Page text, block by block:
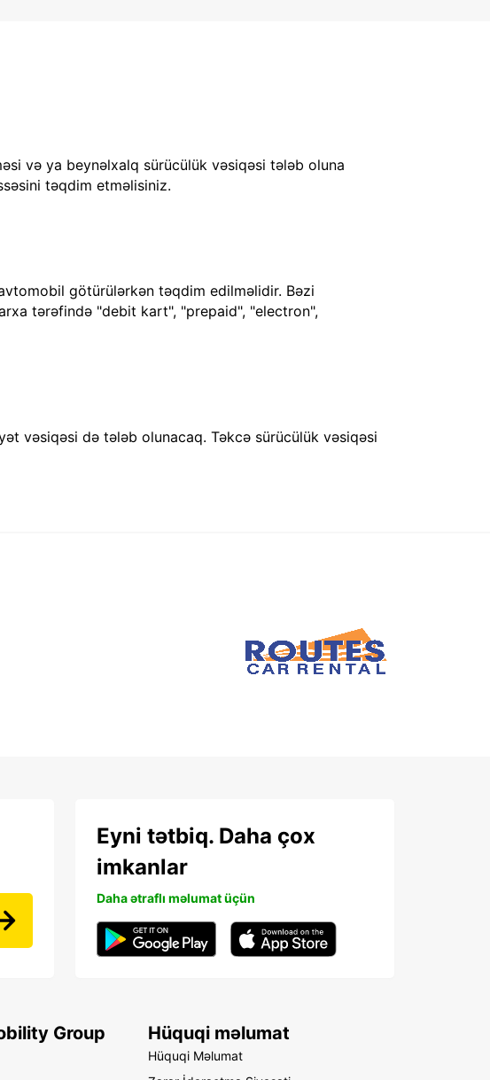
və ya beynəlxalq sürücülük vəsiqəsi tələb oluna
təqdim etməlisiniz.
götürülərkən təqdim edilməlidir. Bəzi
tərəfində "debit kart", "prepaid", "electron",
vəsiqəsi də tələb olunacaq. Təkcə sürücülük vəsiqəsi
Eyni tətbiq. Daha çox
imkanlar
Daha ətraflı məlumat üçün
Group Hüquqi məlumat
Hüquqi Məlumat